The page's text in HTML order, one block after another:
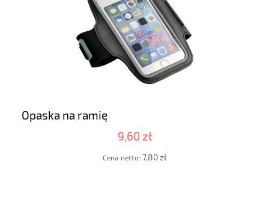
Opaska na ramię
9,60 zł
Cena netto: 7,80 zł